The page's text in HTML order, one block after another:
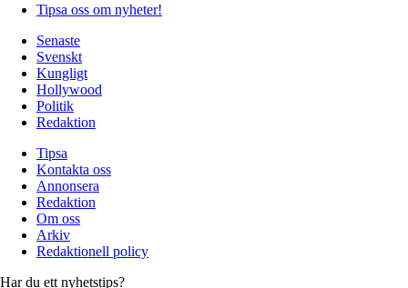
Tipsa oss om nyheter!
Senaste
Svenskt
Kungligt
Hollywood
Politik
Redaktion
Tipsa
Kontakta oss
Annonsera
Redaktion
Om oss
Arkiv
Redaktionell policy
Har du ett nyhetstips?